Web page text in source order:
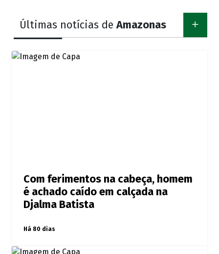
Últimas notícias deAmazonas
Com ferimentos na cabeça, homem
é achado caído em calçada na
Djalma Batista
Há 80 dias